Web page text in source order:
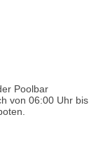
Poolbar
von 06:00 Uhr bis